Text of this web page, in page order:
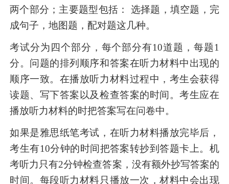
两个部分；主要题型包括： 选择题，填空题，完
成句子，地图题，配对题这几种。
考试分为四个部分，每个部分有10道题，每题1
分。问题的排列顺序和答案在听力材料中出现的
顺序一致。在播放听力材料过程中，考生会获得
读题、写下答案以及检查答案的时间。考生应在
播放听力材料的时把答案写在问卷中。
如果是雅思纸笔考试，在听力材料播放完毕后，
考生有10分钟的时间把答案转抄到答题卡上。机
考听力只有2分钟检查答案，没有额外抄写答案的
时间。每段听力材料只播放一次，材料中会出现